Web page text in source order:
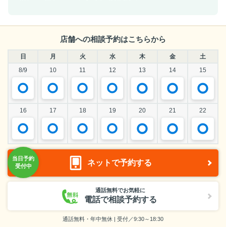
店舗への相談予約はこちらから
日 月 火 水 木 金
土
8/9
10 11 12 13 14 15
16 17 18 19 20 21 22
ネットで予約する
通話無料でお気軽に
電話で相談予約する
通話無料・年中無休 | 受付／9:30～18:30